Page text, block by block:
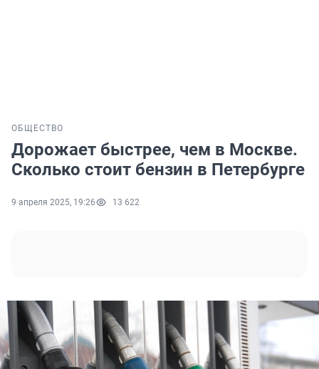
ОБЩЕСТВО
Дорожает быстрее, чем в Москве.
Сколько стоит бензин в Петербурге
9 апреля 2025, 19:26 13 622